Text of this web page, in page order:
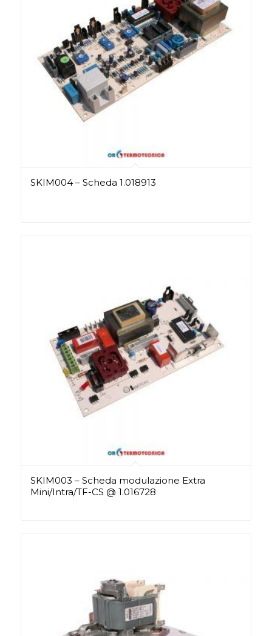
SKIM004 – Scheda 1.018913
SKIM003 – Scheda modulazione Extra
Mini/Intra/TF-CS @ 1.016728